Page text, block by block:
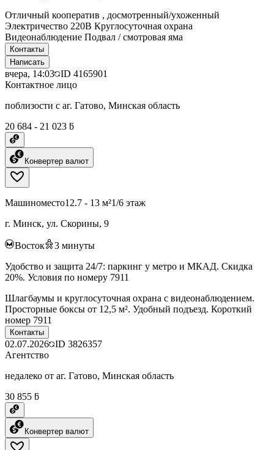
Отличный кооператив , досмотренный/ухоженный
Электричество 220В Круглосуточная охрана
Видеонаблюдение Подвал / смотровая яма
Контакты
Написать
вчера, 14:03 ID 4165901
Контактное лицо
поблизости с аг. Гатово, Минская область
20 684 - 21 023 ƃ
Конвертер валют
Машиноместо12.7 - 13 м²1/6 этаж
г. Минск, ул. Скорины, 9
Восток 3 минуты
Удобство и защита 24/7: паркинг у метро и МКАД. Скидка
20%. Условия по номеру 7911
Шлагбаумы и круглосуточная охрана с видеонаблюдением.
Просторные боксы от 12,5 м². Удобный подъезд. Короткий
номер 7911
Контакты
02.07.2026 ID 3826357
Агентство
недалеко от аг. Гатово, Минская область
30 855 ƃ
Конвертер валют